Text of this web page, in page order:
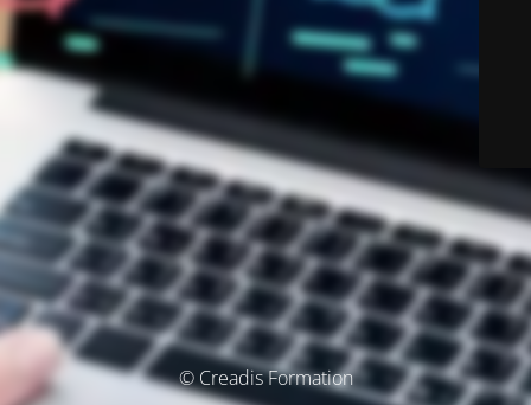
© Creadis Formation